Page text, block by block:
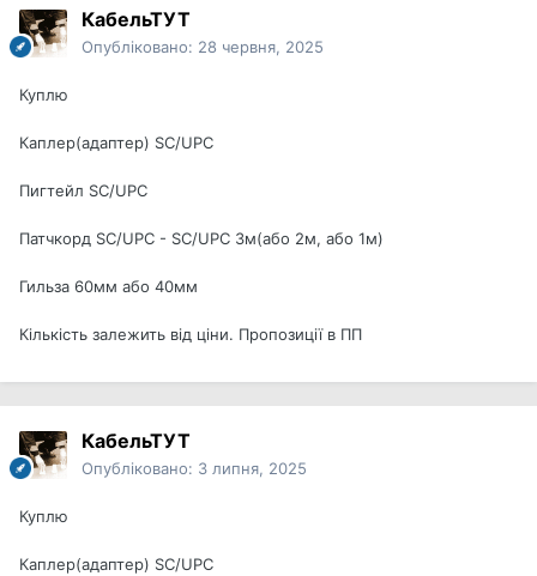
КабельТУТ
Опубліковано: 28 червня, 2025
Куплю
Каплер(адаптер) SC/UPC
Пигтейл SC/UPC
Патчкорд SC/UPC - SC/UPC 3м(або 2м, або 1м)
Гильза 60мм або 40мм
Кількість залежить від ціни. Пропозиції в ПП
КабельТУТ
Опубліковано: 3 липня, 2025
Куплю
Каплер(адаптер) SC/UPC